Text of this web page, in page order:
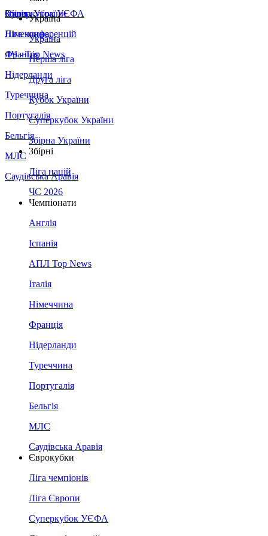
Збірна України
Італія
Німеччина
Франція
Нідерланди
Туреччина
Португалія
Бельгія
МЛС
Саудівська Аравія
Суперкубок УЄФА
Ліга конференцій
ЛЧ - Top News
Україна
Україна
Перша ліга
Друга ліга
Кубок України
Суперкубок України
Збірна України
Збірні
Ліга націй
ЧС 2026
Чемпіонати
Англія
Іспанія
АПЛ Top News
Італія
Німеччина
Франція
Нідерланди
Туреччина
Португалія
Бельгія
МЛС
Саудівська Аравія
Єврокубки
Ліга чемпіонів
Ліга Європи
Суперкубок УЄФА